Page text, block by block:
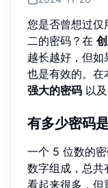
您是否曾想过
二的密码？在
越长越好，但
也是有效的。在
强大的密码 以
有多少密码
一个 5 位数的
数字组成，总
看起来很多，但